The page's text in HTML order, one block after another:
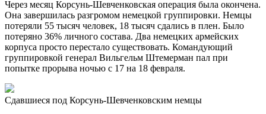
Через месяц Корсунь-Шевченковская операция была окончена.
Она завершилась разгромом немецкой группировки. Немцы
потеряли 55 тысяч человек, 18 тысяч сдались в плен. Было
потеряно 36% личного состава. Два немецких армейских
корпуса просто перестало существовать. Командующий
группировкой генерал Вильгельм Штемерман пал при
попытке прорыва ночью с 17 на 18 февраля.
Сдавшиеся под Корсунь-Шевченковским немцы